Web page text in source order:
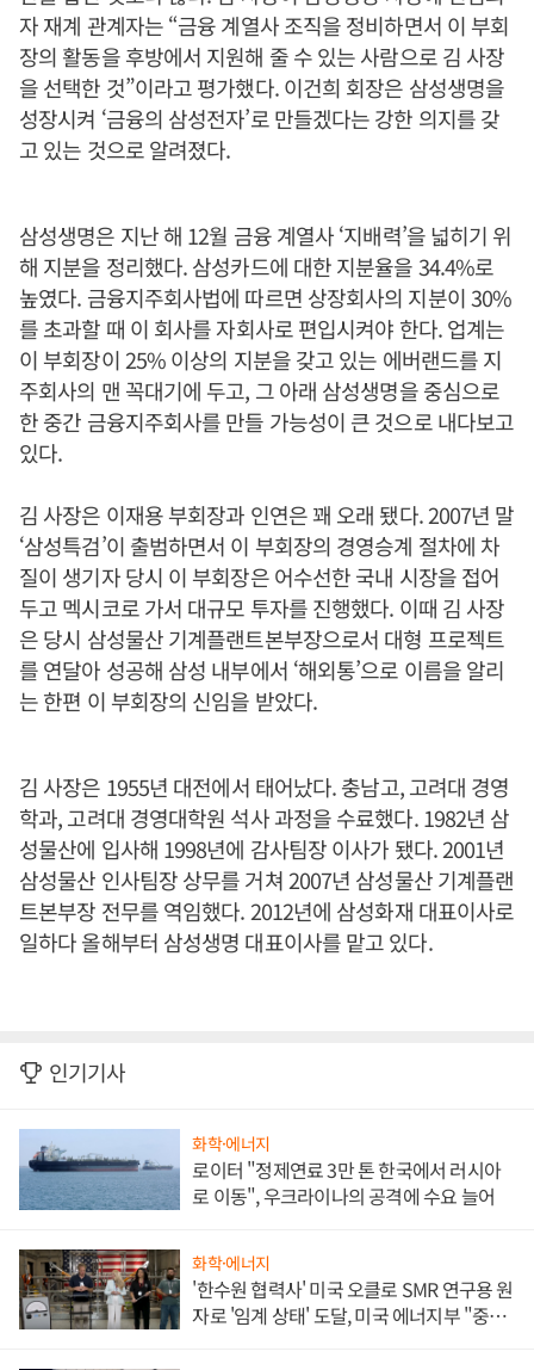
자 재계 관계자는 “금융 계열사 조직을 정비하면서 이 부회
장의 활동을 후방에서 지원해 줄 수 있는 사람으로 김 사장
을 선택한 것”이라고 평가했다. 이건희 회장은 삼성생명을
성장시켜 ‘금융의 삼성전자’로 만들겠다는 강한 의지를 갖
고 있는 것으로 알려졌다.
삼성생명은 지난 해 12월 금융 계열사 ‘지배력’을 넓히기 위
해 지분을 정리했다. 삼성카드에 대한 지분율을 34.4%로
높였다. 금융지주회사법에 따르면 상장회사의 지분이 30%
를 초과할 때 이 회사를 자회사로 편입시켜야 한다. 업계는
이 부회장이 25% 이상의 지분을 갖고 있는 에버랜드를 지
주회사의 맨 꼭대기에 두고, 그 아래 삼성생명을 중심으로
한 중간 금융지주회사를 만들 가능성이 큰 것으로 내다보고
있다.
김 사장은 이재용 부회장과 인연은 꽤 오래 됐다. 2007년 말
‘삼성특검’이 출범하면서 이 부회장의 경영승계 절차에 차
질이 생기자 당시 이 부회장은 어수선한 국내 시장을 접어
두고 멕시코로 가서 대규모 투자를 진행했다. 이때 김 사장
은 당시 삼성물산 기계플랜트본부장으로서 대형 프로젝트
를 연달아 성공해 삼성 내부에서 ‘해외통’으로 이름을 알리
는 한편 이 부회장의 신임을 받았다.
김 사장은 1955년 대전에서 태어났다. 충남고, 고려대 경영
학과, 고려대 경영대학원 석사 과정을 수료했다. 1982년 삼
성물산에 입사해 1998년에 감사팀장 이사가 됐다. 2001년
삼성물산 인사팀장 상무를 거쳐 2007년 삼성물산 기계플랜
트본부장 전무를 역임했다. 2012년에 삼성화재 대표이사로
일하다 올해부터 삼성생명 대표이사를 맡고 있다.
인기기사
화학·에너지
로이터 "정제연료 3만 톤 한국에서 러시아
로 이동", 우크라이나의 공격에 수요 늘어
화학·에너지
'한수원 협력사' 미국 오클로 SMR 연구용 원
자로 '임계 상태' 도달, 미국 에너지부 "중요